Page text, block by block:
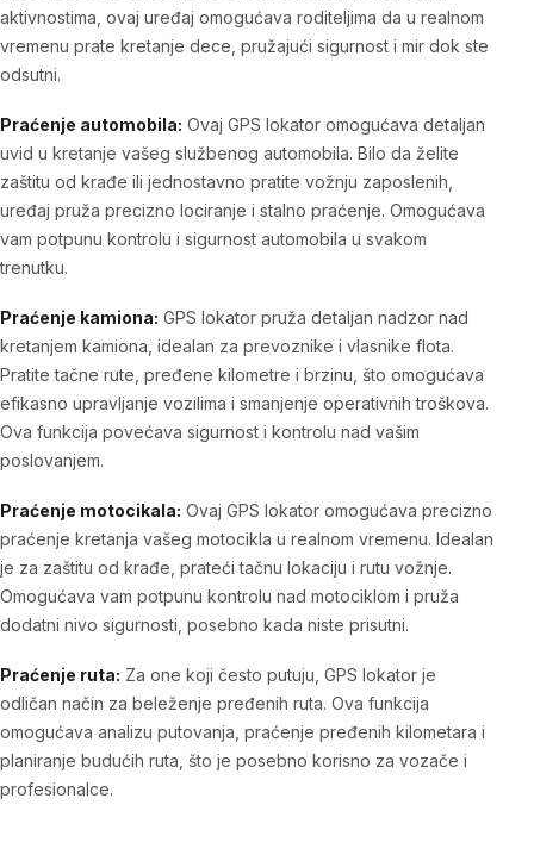
aktivnostima, ovaj uređaj omogućava roditeljima da u realnom
vremenu prate kretanje dece, pružajući sigurnost i mir dok ste
odsutni.
Praćenje automobila: Ovaj GPS lokator omogućava detaljan
uvid u kretanje vašeg službenog automobila. Bilo da želite
zaštitu od krađe ili jednostavno pratite vožnju zaposlenih,
uređaj pruža precizno lociranje i stalno praćenje. Omogućava
vam potpunu kontrolu i sigurnost automobila u svakom
trenutku.
Praćenje kamiona: GPS lokator pruža detaljan nadzor nad
kretanjem kamiona, idealan za prevoznike i vlasnike flota.
Pratite tačne rute, pređene kilometre i brzinu, što omogućava
efikasno upravljanje vozilima i smanjenje operativnih troškova.
Ova funkcija povećava sigurnost i kontrolu nad vašim
poslovanjem.
Praćenje motocikala: Ovaj GPS lokator omogućava precizno
praćenje kretanja vašeg motocikla u realnom vremenu. Idealan
je za zaštitu od krađe, prateći tačnu lokaciju i rutu vožnje.
Omogućava vam potpunu kontrolu nad motociklom i pruža
dodatni nivo sigurnosti, posebno kada niste prisutni.
Praćenje ruta: Za one koji često putuju, GPS lokator je
odličan način za beleženje pređenih ruta. Ova funkcija
omogućava analizu putovanja, praćenje pređenih kilometara i
planiranje budućih ruta, što je posebno korisno za vozače i
profesionalce.